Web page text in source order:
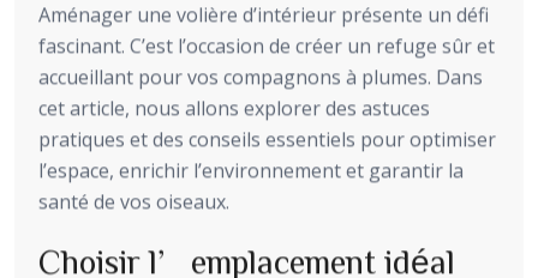
Aménager une volière d’intérieur présente un défi
fascinant. C’est l’occasion de créer un refuge sûr et
accueillant pour vos compagnons à plumes. Dans
cet article, nous allons explorer des astuces
pratiques et des conseils essentiels pour optimiser
l’espace, enrichir l’environnement et garantir la
santé de vos oiseaux.
Choisir l’emplacement idéal